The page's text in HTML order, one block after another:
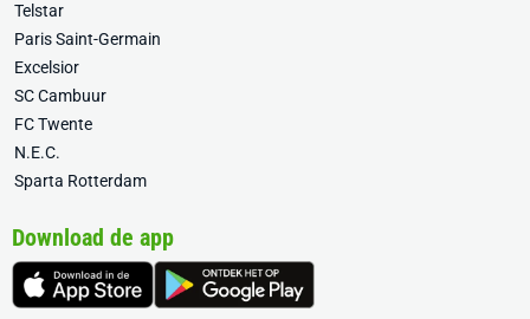
Telstar
Paris Saint-Germain
Excelsior
SC Cambuur
FC Twente
N.E.C.
Sparta Rotterdam
Download de app